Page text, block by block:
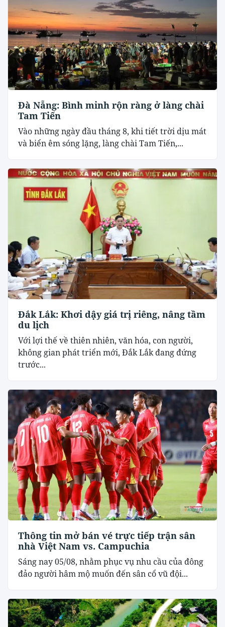
Đà Nẵng: Bình minh rộn ràng ở làng chài
Tam Tiến
Vào những ngày đầu tháng 8, khi tiết trời dịu mát
và biển êm sóng lặng, làng chài Tam Tiến,...
Đắk Lắk: Khơi dậy giá trị riêng, nâng tầm
du lịch
Với lợi thế về thiên nhiên, văn hóa, con người,
không gian phát triển mới, Đắk Lắk đang đứng
trước...
Thông tin mở bán vé trực tiếp trận sân
nhà Việt Nam vs. Campuchia
Sáng nay 05/08, nhằm phục vụ nhu cầu của đông
đảo người hâm mộ muốn đến sân cổ vũ đội...